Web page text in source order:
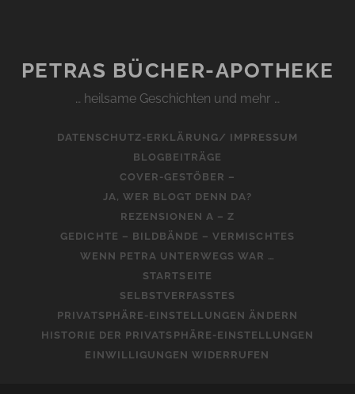
PETRAS BÜCHER-APOTHEKE
… heilsame Geschichten und mehr …
DATENSCHUTZ-ERKLÄRUNG/ IMPRESSUM
BLOGBEITRÄGE
COVER-GESTÖBER –
JA, WER BLOGT DENN DA?
REZENSIONEN A – Z
GEDICHTE – BILDBÄNDE – VERMISCHTES
WENN PETRA UNTERWEGS WAR …
STARTSEITE
SELBSTVERFASSTES
PRIVATSPHÄRE-EINSTELLUNGEN ÄNDERN
HISTORIE DER PRIVATSPHÄRE-EINSTELLUNGEN
EINWILLIGUNGEN WIDERRUFEN